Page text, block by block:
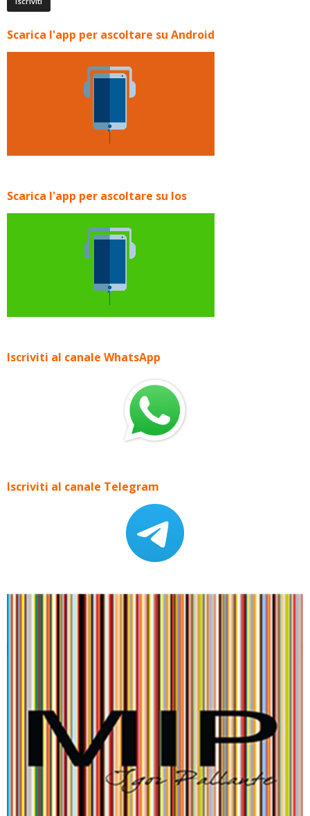
Scarica l'app per ascoltare su Android
Scarica l'app per ascoltare su Ios
Iscriviti al canale WhatsApp
Iscriviti al canale Telegram